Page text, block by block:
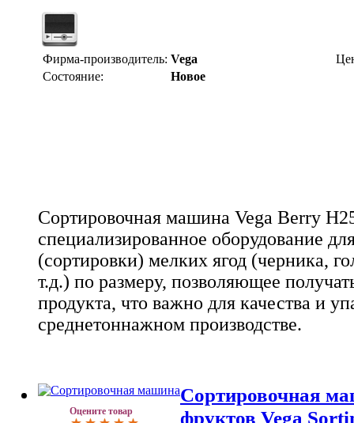
Фирма-производитель: Vega
Состояние:
Новое
Сортировочная машина Vega Berry
специализированное оборудование
(сортировки) мелких ягод (черника,
т.д.) по размеру, позволяющее
продукта, что важно для качества и
среднетоннажном производстве.
Оцените товар
Сортировочная
фруктов Vega